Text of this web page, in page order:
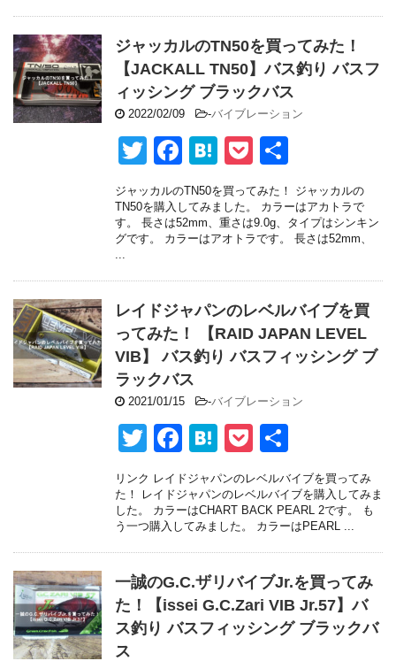
b
o
o
k
a
ジャッカルのTN50を買ってみた！
【JACKALL TN50】バス釣り バスフ
ィッシング ブラックバス
2022/02/09 -バイブレーション
T
wi
tt
er
F
a
c
e
o
o
k
H
at
e
n
P
o
ck
et
有
ジャッカルのTN50を買ってみた！ ジャッカルの
TN50を購入してみました。 カラーはアカトラで
す。 長さは52mm、重さは9.0g、タイプはシンキン
グです。 カラーはアオトラです。 長さは52mm、
...
レイドジャパンのレベルバイブを買
ってみた！ 【RAID JAPAN LEVEL
VIB】 バス釣り バスフィッシング ブ
ラックバス
2021/01/15 -バイブレーション
T
wi
tt
er
F
a
c
e
b
o
o
k
H
at
e
n
a
P
o
ck
et
有
リンク レイドジャパンのレベルバイブを買ってみ
た！ レイドジャパンのレベルバイブを購入してみま
した。 カラーはCHART BACK PEARL 2です。 も
う一つ購入してみました。 カラーはPEARL ...
一誠のG.C.ザリバイブJr.を買ってみ
た！【issei G.C.Zari VIB Jr.57】バ
ス釣り バスフィッシング ブラックバ
ス